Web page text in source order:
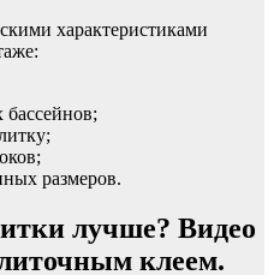
характеристиками
размеров.
лучше? Видео
клеем.